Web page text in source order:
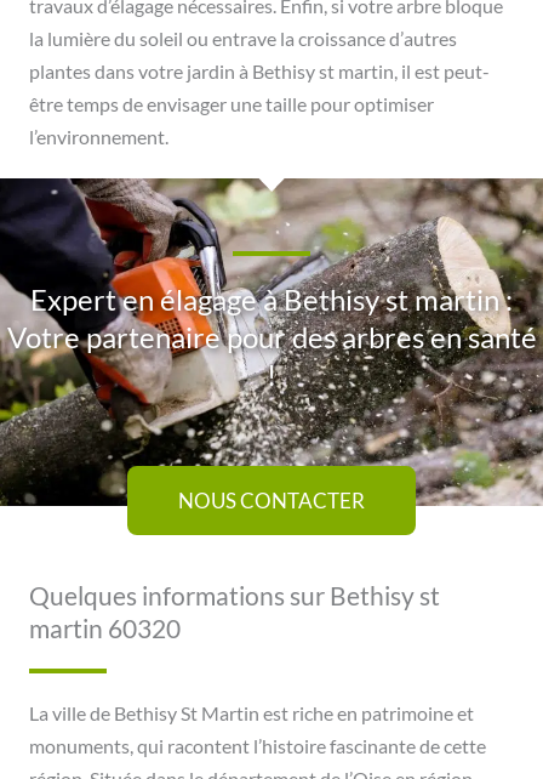
travaux d’élagage nécessaires. Enfin, si votre arbre bloque
la lumière du soleil ou entrave la croissance d’autres
plantes dans votre jardin à Bethisy st martin, il est peut-
être temps de envisager une taille pour optimiser
l’environnement.
Expert en élagage à Bethisy st martin :
Votre partenaire pour des arbres en santé
!
NOUS CONTACTER
Quelques informations sur Bethisy st
martin 60320
La ville de Bethisy St Martin est riche en patrimoine et
monuments, qui racontent l’histoire fascinante de cette